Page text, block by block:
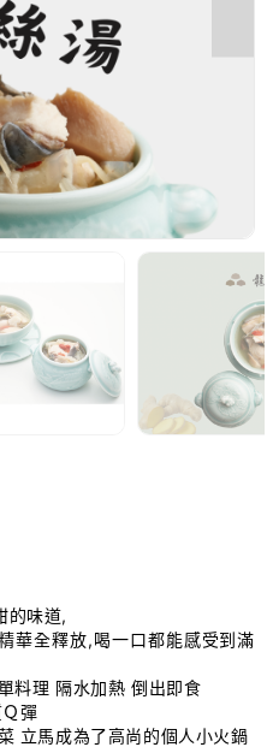
的味道,
華全釋放,喝一口都能感受到滿
料理 隔水加熱 倒出即食
彈
立馬成為了高尚的個人小火鍋